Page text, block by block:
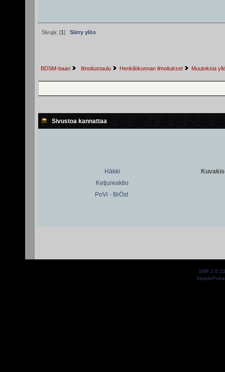
Sivuja: [1] Siirry ylös
BDSM-baari Ilmoitustaulu Henkilökunnan ilmoitukset Muutoksia
Sivustoa kannattaa
Häkki
Ketjureaktio
PoVi - BrÖst
SMF 2.0.15